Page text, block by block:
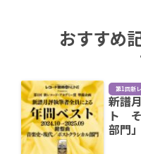
おすすめ
第1回新
新譜
ト
部門